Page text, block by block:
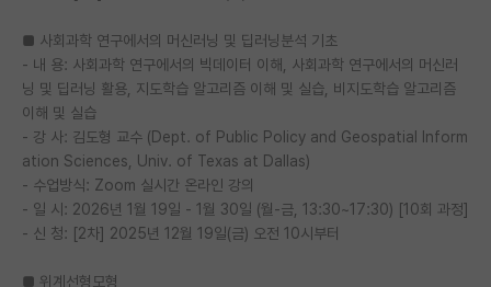
■ 사회과학 연구에서의 머신러닝 및 딥러닝분석 기초
- 내 용: 사회과학 연구에서의 빅데이터 이해, 사회과학 연구에서의 머신러
닝 및 딥러닝 활용, 지도학습 알고리즘 이해 및 실습, 비지도학습 알고리즘
이해 및 실습
- 강 사: 김도형 교수 (Dept. of Public Policy and Geospatial Inform
ation Sciences, Univ. of Texas at Dallas)
- 수업방식: Zoom 실시간 온라인 강의
- 일 시: 2026년 1월 19일 - 1월 30일 (월-금, 13:30~17:30) [10회 과정]
- 신 청: [2차] 2025년 12월 19일(금) 오전 10시부터
■ 위계선형모형